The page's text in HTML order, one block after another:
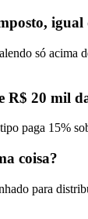
só
R$ 20 mil
paga 15%
coisa?
para